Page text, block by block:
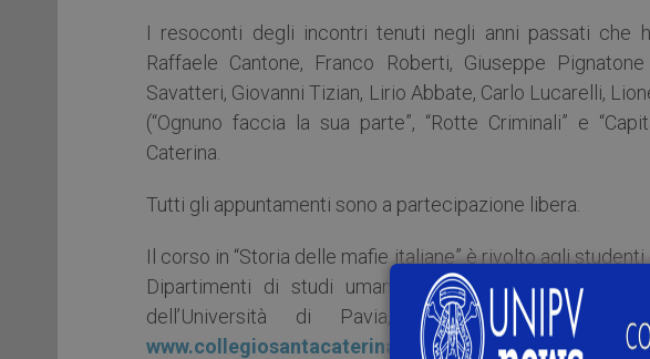
I resoconti degli incontri tenuti negli anni passati che
Raffaele Cantone, Franco Roberti, Giuseppe
Savatteri, Giovanni Tizian, Lirio Abbate, Carlo Lucarelli,
(“Ognuno faccia la sua parte”, “Rotte Criminali” e
Caterina.
Tutti gli appuntamenti sono a partecipazione libera.
Il corso in “Storia delle mafie italiane” è rivolto agli
Dipartimenti di studi umanistici, Scienze politiche e
dell’Università di Pavia, le iscrizioni per
www.collegiosantacaterina.it